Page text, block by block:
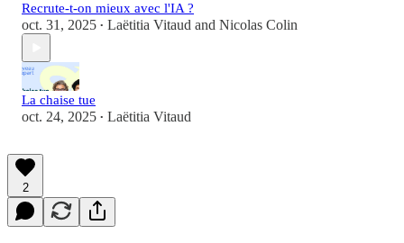
Recrute-t-on mieux avec l'IA ?
oct. 31, 2025 • Laëtitia Vitaud and Nicolas Colin
La chaise tue
oct. 24, 2025 • Laëtitia Vitaud
2